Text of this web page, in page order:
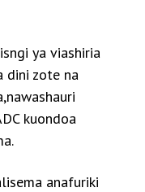
ya viashiria
dini zote na
kuondoa
anafuriki